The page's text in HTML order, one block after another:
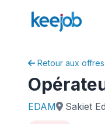
Retour aux offres
EDAM Sakiet